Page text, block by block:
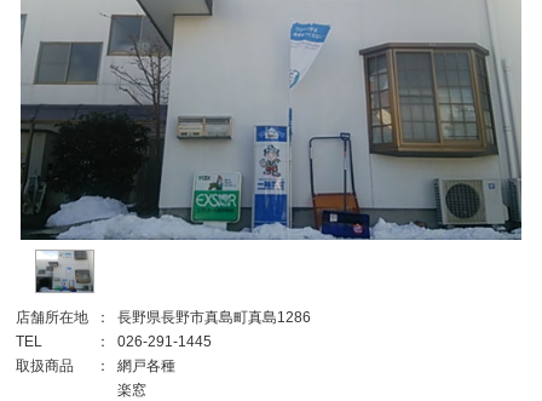
店舗所在地 ：
長野県長野市真島町真島1286
TEL
：
026-291-1445
取扱商品
：
網戸各種
楽窓